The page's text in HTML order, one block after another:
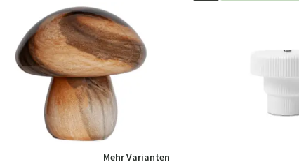
Mehr Varianten